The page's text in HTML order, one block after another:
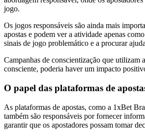
jogo.
Os jogos responsáveis são ainda mais
apostas e podem ver a atividade apenas
sinais de jogo problemático e a procurar
Campanhas de conscientização que utilizam
consciente, poderia haver um impacto
O papel das plataformas de
As plataformas de apostas, como a 1xBet
também são responsáveis por fornecer
garantir que os apostadores possam tomar